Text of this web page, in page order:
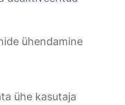
ühendamine
ühe kasutaja